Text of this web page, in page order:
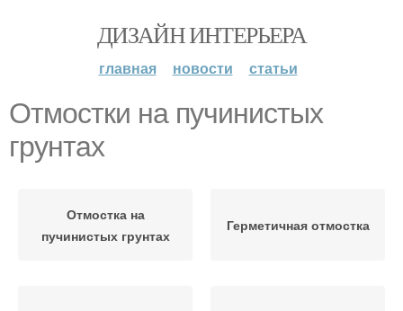
ДИЗАЙН ИНТЕРЬЕРА
главная новости статьи
Отмостки на пучинистых
грунтах
Отмостка на
пучинистых грунтах
Герметичная отмостка